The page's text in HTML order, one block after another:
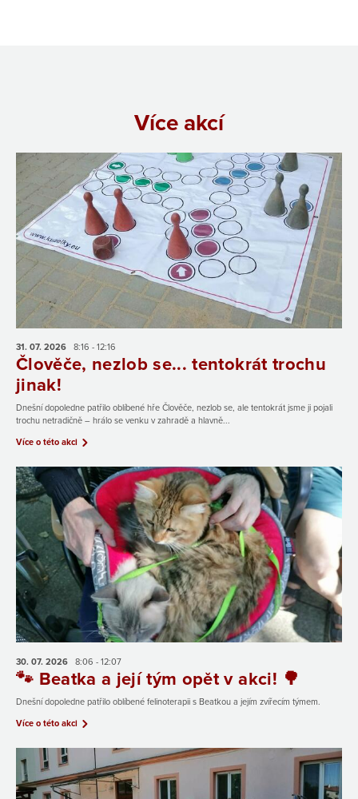
Více akcí
31. 07. 2026 8:16 - 12:16
Člověče, nezlob se... tentokrát trochu
jinak!
Dnešní dopoledne patřilo oblíbené hře Člověče, nezlob se, ale tentokrát jsme ji pojali
trochu netradičně – hrálo se venku v zahradě a hlavně...
Více o této akci
30. 07. 2026 8:06 - 12:07
🐾 Beatka a její tým opět v akci! 🌳
Dnešní dopoledne patřilo oblíbené felinoterapii s Beatkou a jejím zvířecím týmem.
Více o této akci